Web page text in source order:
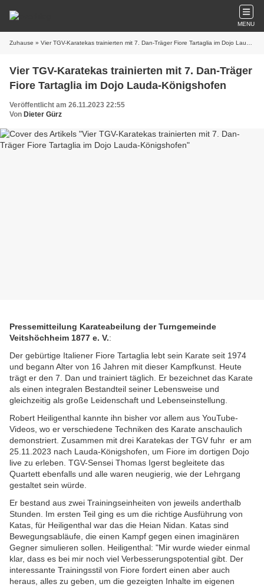
MENU
Zuhause » Vier TGV-Karatekas trainierten mit 7. Dan-Träger Fiore Tartaglia im Dojo Lauda-Königshofen
Vier TGV-Karatekas trainierten mit 7. Dan-Träger
Fiore Tartaglia im Dojo Lauda-Königshofen
Veröffentlicht am 26.11.2023 22:55
Von Dieter Gürz
Pressemitteilung Karateabeilung der Turngemeinde
Veitshöchheim 1877 e. V.:
Der gebürtige Italiener Fiore Tartaglia lebt sein Karate seit 1974
und begann Alter von 16 Jahren mit dieser Kampfkunst. Heute
trägt er den 7. Dan und trainiert täglich. Er bezeichnet das Karate
als einen integralen Bestandteil seiner Lebensweise und
gleichzeitig als große Leidenschaft und Lebenseinstellung.
Robert Heiligenthal kannte ihn bisher vor allem aus YouTube-
Videos, wo er verschiedene Techniken des Karate anschaulich
demonstriert. Zusammen mit drei Karatekas der TGV fuhr er am
25.11.2023 nach Lauda-Königshofen, um Fiore im dortigen Dojo
live zu erleben. TGV-Sensei Thomas Igerst begleitete das
Quartett ebenfalls und alle waren neugierig, wie der Lehrgang
gestaltet sein würde.
Er bestand aus zwei Trainingseinheiten von jeweils anderthalb
Stunden. Im ersten Teil ging es um die richtige Ausführung von
Katas, für Heiligenthal war das die Heian Nidan. Katas sind
Bewegungsabläufe, die einen Kampf gegen einen imaginären
Gegner simulieren sollen. Heiligenthal: "Mir wurde wieder einmal
klar, dass es bei mir noch viel Verbesserungspotential gibt. Der
interessante Trainingsstil von Fiore fordert einen aber auch
heraus, alles zu geben, um die gezeigten Inhalte im eigenen